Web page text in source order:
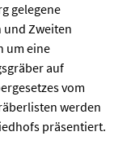
gelegene
und Zweiten
um eine
auf
vom
werden
präsentiert.